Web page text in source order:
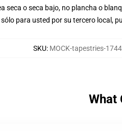
seca o seca bajo, no plancha o
para usted por su tercero local,
SKU: MOCK-tapestries-
What